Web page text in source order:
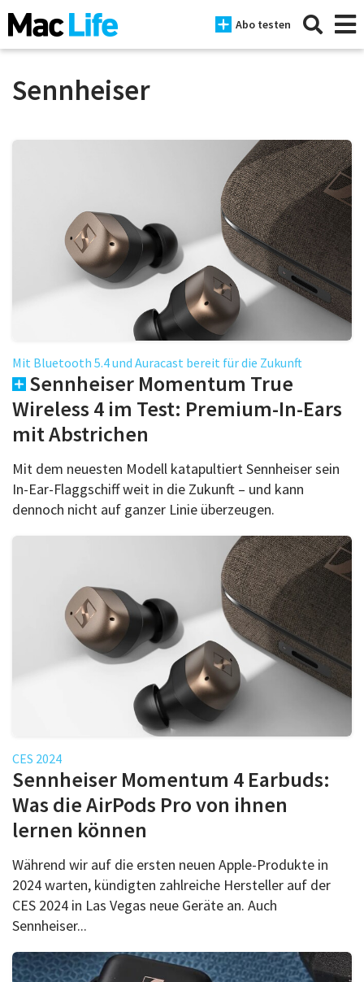
Abo testen
Über uns
Podcast
Mac Life+
Anmelden
Sennheiser
Mit Bluetooth 5.4 und Auracast bereit für die Zukunft
Sennheiser Momentum True
Wireless 4 im Test: Premium-In-Ears
mit Abstrichen
Mit dem neuesten Modell katapultiert Sennheiser sein
In-Ear-Flaggschiff weit in die Zukunft – und kann
dennoch nicht auf ganzer Linie überzeugen.
CES 2024
Sennheiser Momentum 4 Earbuds:
Was die AirPods Pro von ihnen
lernen können
Während wir auf die ersten neuen Apple-Produkte in
2024 warten, kündigten zahlreiche Hersteller auf der
CES 2024 in Las Vegas neue Geräte an. Auch
Sennheiser...